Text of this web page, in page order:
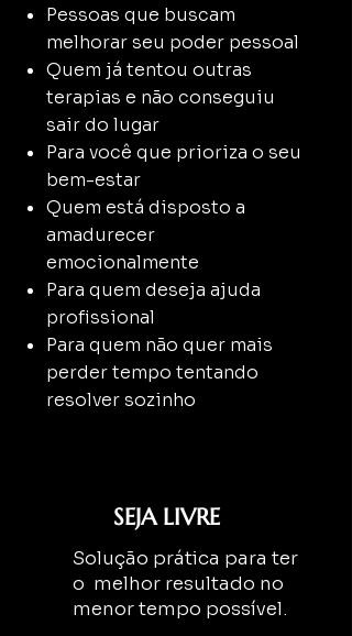
Pessoas que buscam
melhorar seu poder pessoal
Quem já tentou outras
terapias e não conseguiu
sair do lugar
Para você que prioriza o seu
bem-estar
Quem está disposto a
amadurecer
emocionalmente
Para quem deseja ajuda
profissional
Para quem não quer mais
perder tempo tentando
resolver sozinho
SEJA LIVRE
Solução prática para ter
o melhor resultado no
menor tempo possível.​